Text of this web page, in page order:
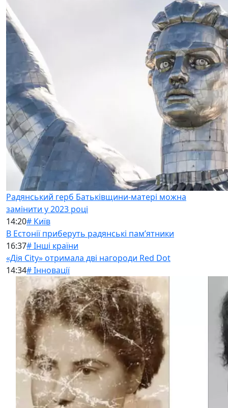
Радянський герб Батьківщини-матері можна
замінити у 2023 році
14:20# Київ
В Естонії приберуть радянські памʼятники
16:37# Інші країни
«Дія City» отримала дві нагороди Red Dot
14:34# Інновації